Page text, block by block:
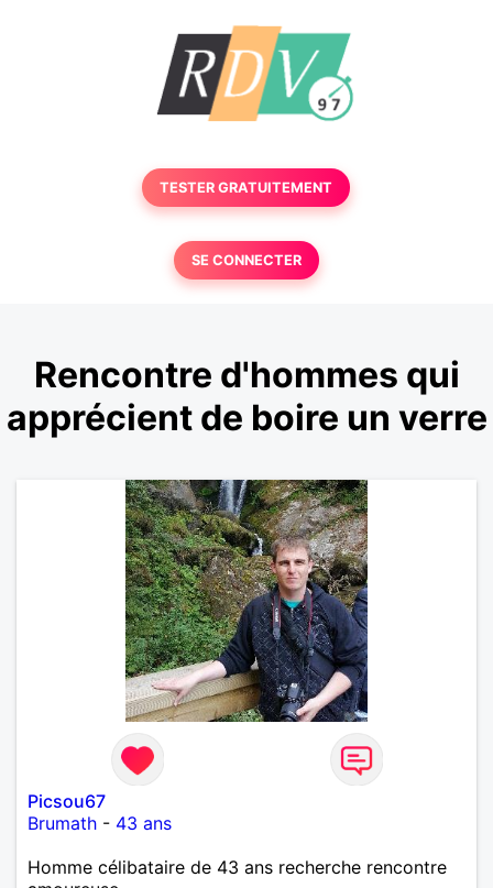
TESTER GRATUITEMENT
SE CONNECTER
Rencontre d'hommes qui
apprécient de boire un verre
Picsou67
Brumath - 43 ans
Homme célibataire de 43 ans recherche rencontre